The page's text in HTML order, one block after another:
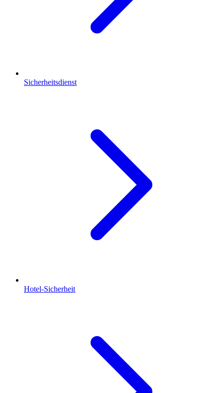
Sicherheitsdienst
Hotel-Sicherheit